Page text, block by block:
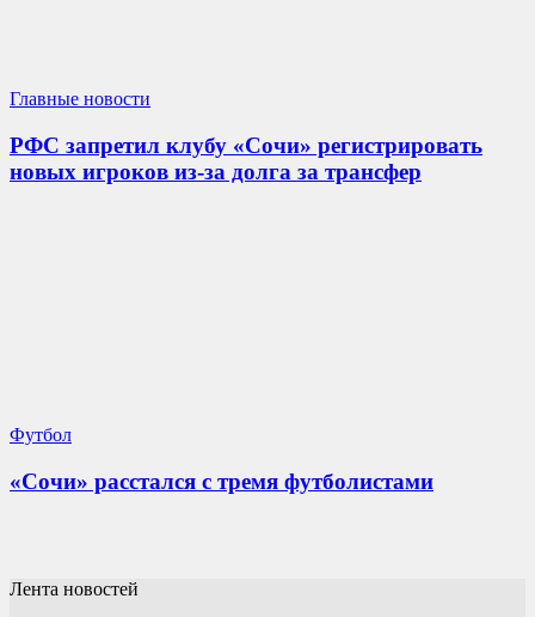
Главные новости
РФС запретил клубу «Сочи» регистрировать
новых игроков из-за долга за трансфер
Футбол
«Сочи» расстался с тремя футболистами
Лента новостей